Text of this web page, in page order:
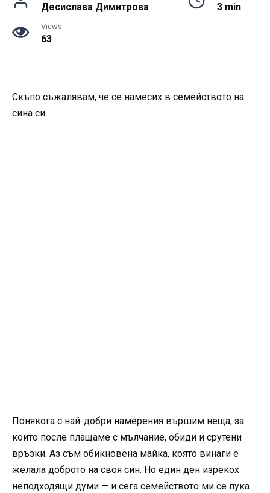
Десислава Димитрова 3 min
Views
63
Скъпо съжалявам, че се намесих в семейството на
сина си
Понякога с най-добри намерения вършим неща, за
които после плащаме с мълчание, обиди и срутени
връзки. Аз съм обикновена майка, която винаги е
желала доброто на своя син. Но един ден изрекох
неподходящи думи — и сега семейството ми се пука